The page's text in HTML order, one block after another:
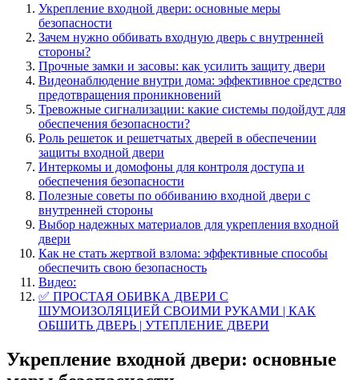
Укрепление входной двери: основные меры
безопасности
Зачем нужно оббивать входную дверь с внутренней
стороны?
Прочные замки и засовы: как усилить защиту двери
Видеонаблюдение внутри дома: эффективное средство
предотвращения проникновений
Тревожные сигнализации: какие системы подойдут для
обеспечения безопасности?
Роль решеток и решетчатых дверей в обеспечении
защиты входной двери
Интеркомы и домофоны для контроля доступа и
обеспечения безопасности
Полезные советы по оббиванию входной двери с
внутренней стороны
Выбор надежных материалов для укрепления входной
двери
Как не стать жертвой взлома: эффективные способы
обеспечить свою безопасность
Видео:
✅ ПРОСТАЯ ОБИВКА ДВЕРИ С
ШУМОИЗОЛЯЦИЕЙ СВОИМИ РУКАМИ | КАК
ОБШИТЬ ДВЕРЬ | УТЕПЛЕНИЕ ДВЕРИ
Укрепление входной двери: основные